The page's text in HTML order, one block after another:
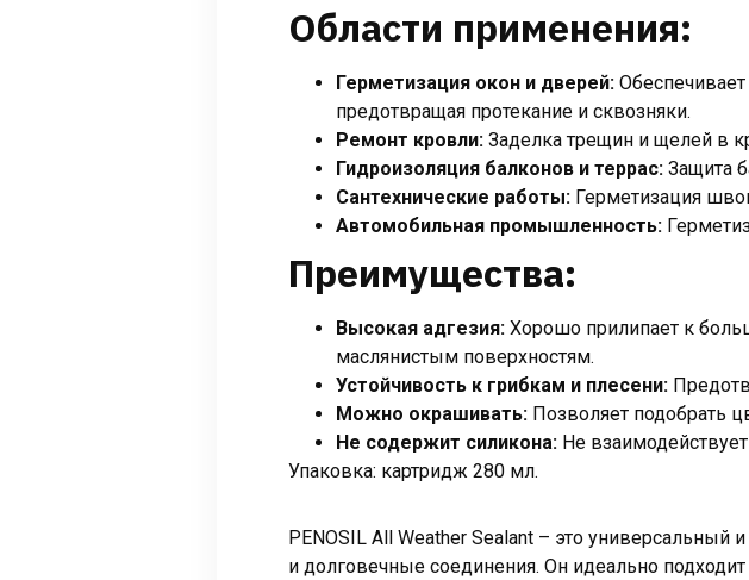
Области применения:
Герметизация окон и дверей:
предотвращая протекание и сквозняки.
Ремонт кровли: Заделка трещин и щелей в
Гидроизоляция балконов и террас: Защита
Сантехнические работы: Герметизация
Автомобильная промышленность:
Преимущества:
Высокая адгезия: Хорошо прилипает к
маслянистым поверхностям.
Устойчивость к грибкам и плесени:
Можно окрашивать: Позволяет подобрать
Не содержит силикона: Не
Упаковка: картридж 280 мл.
PENOSIL All Weather Sealant – это
и долговечные соединения. Он идеально